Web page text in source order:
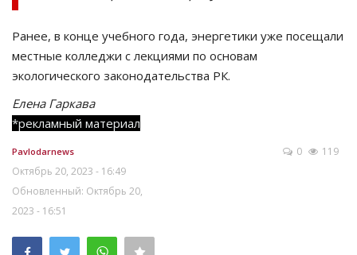
Ранее, в конце учебного года, энергетики уже посещали
местные колледжи с лекциями по основам
экологического законодательства РК.
Елена Гаркава
*рекламный материал
Pavlodarnews
Октябрь 20, 2023 - 16:49
Обновленный: Октябрь 20,
2023 - 16:51
0 119